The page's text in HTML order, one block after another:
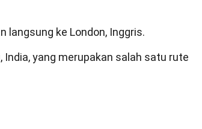
langsung ke London, Inggris.
India, yang merupakan salah satu rute